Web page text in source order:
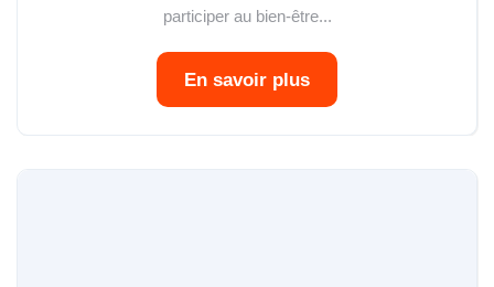
participer au bien-être...
En savoir plus